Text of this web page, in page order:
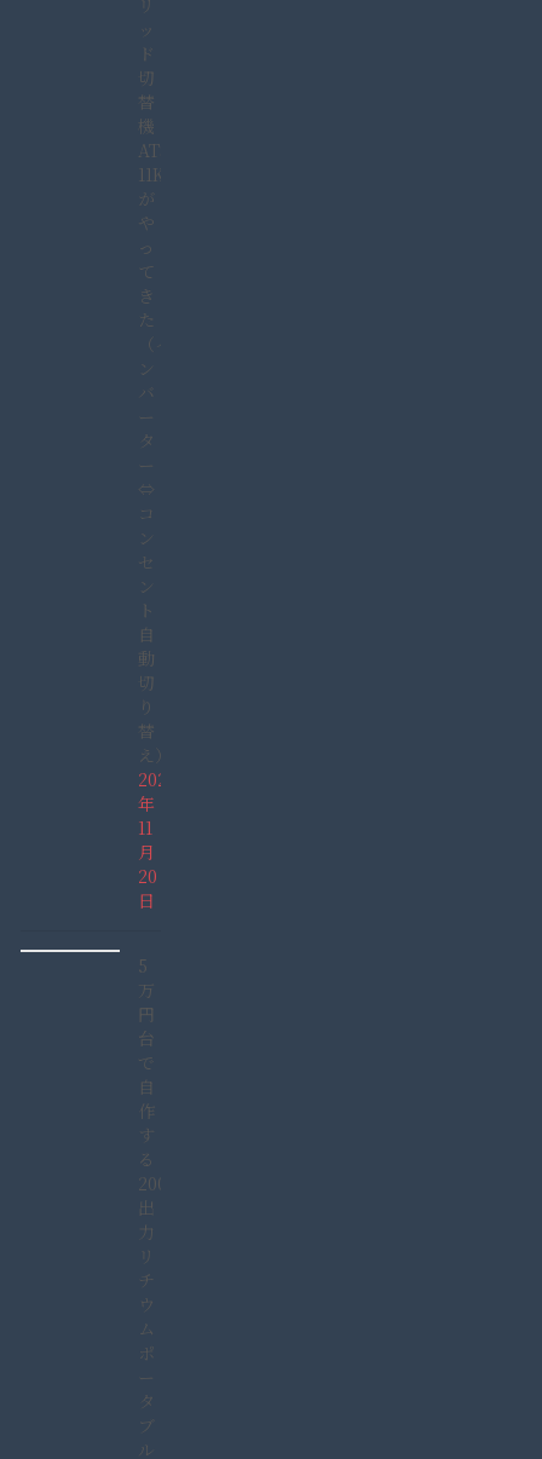
ッ
ド
切
替
機
ATS-
11KW
が
や
っ
て
き
た
（イ
ン
バ
ー
タ
ー
⇔
コ
ン
セ
ン
ト
自
動
切
り
替
え）
2021
年
11
月
20
日
5
万
円
台
で
自
作
す
る
2000W
出
力
リ
チ
ウ
ム
ポ
ー
タ
ブ
ル